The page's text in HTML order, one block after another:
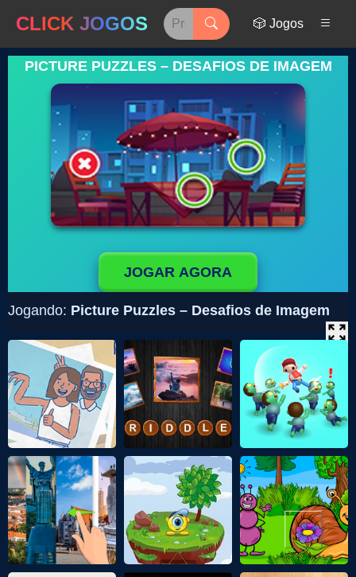
CLICK JOGOS 🎲 Jogos
PICTURE PUZZLES – DESAFIOS DE IMAGEM
JOGAR AGORA
Jogando: Picture Puzzles – Desafios de Imagem